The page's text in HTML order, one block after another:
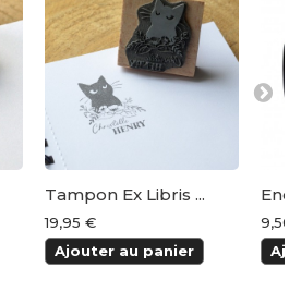
Tampon Ex Libris ...
19,95 €
Ajouter au panier
9,50